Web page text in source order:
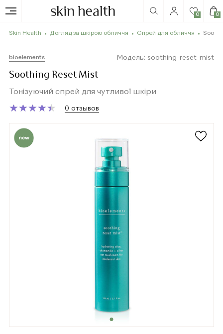
0 0
Skin Health Догляд за шкірою обличчя Спрей для обличчя
bioelements Модель: soothing-reset-mist
Soothing Reset Mist
Тонізуючий спрей для чутливої шкіри
★
★★
★★
★★
★★
★ 0 отзывов